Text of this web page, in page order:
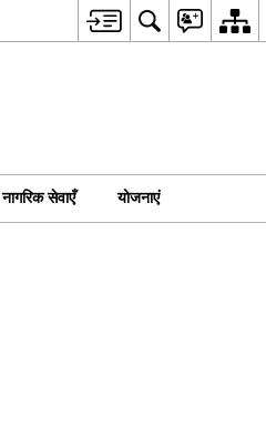
नागरिक सेवाएँ योजनाएं